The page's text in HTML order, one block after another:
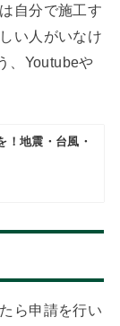
自分で施工す
い人がいなけ
、Youtubeや
！地震・台風・
ら申請を行い